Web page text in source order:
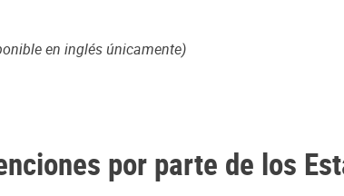
en inglés únicamente)
por parte de los